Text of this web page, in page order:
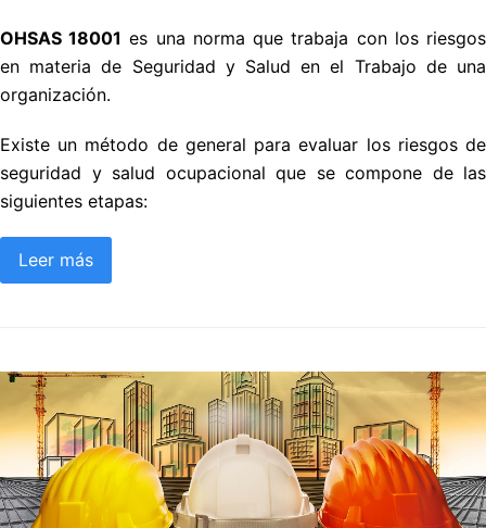
OHSAS 18001 es una norma que trabaja con los riesgos
en materia de Seguridad y Salud en el Trabajo de una
organización.
Existe un método de general para evaluar los riesgos de
seguridad y salud ocupacional que se compone de las
siguientes etapas:
Leer más